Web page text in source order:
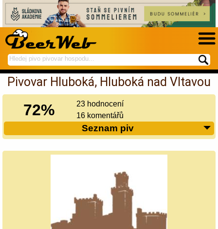
hledej
na
BeerWeb
spustí
hledání
Pivovar Hluboká, Hluboká nad Vltavou
72%
23 hodnocení
16 komentářů
Seznam piv